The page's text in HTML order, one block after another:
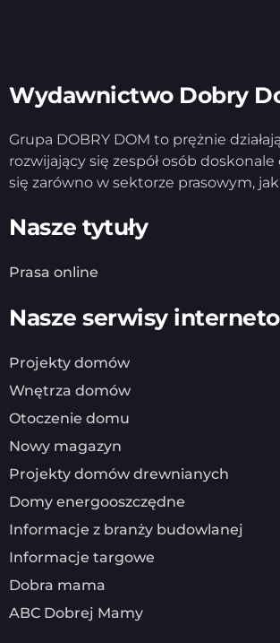
Wydawnictwo Dobry
Grupa DOBRY DOM to prężnie
rozwijający się zespół osób
się zarówno w sektorze prasowym,
Nasze tytuły
Prasa online
Nasze serwisy
Projekty domów
Wnętrza domów
Otoczenie domu
Nowy magazyn
Projekty domów drewnianych
Domy energooszczędne
Informacje z branży budowlanej
Informacje targowe
Dobra mama
ABC Dobrej Mamy